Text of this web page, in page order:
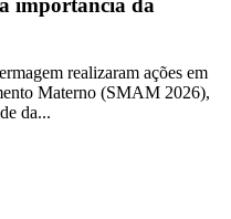
importância da
realizaram ações em
Materno (SMAM 2026),
da...